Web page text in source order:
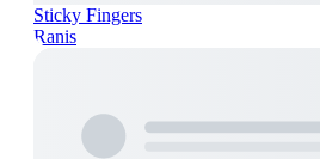
Sticky Fingers
Ranis